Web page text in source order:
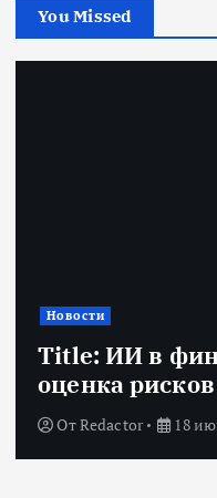
You Missed
Новости
Title: ИИ в
оценка
ОтRedactor 18